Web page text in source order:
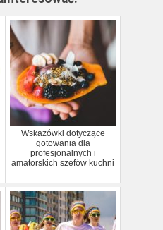
Wskazówki dotyczące
gotowania dla
profesjonalnych i
amatorskich szefów kuchni